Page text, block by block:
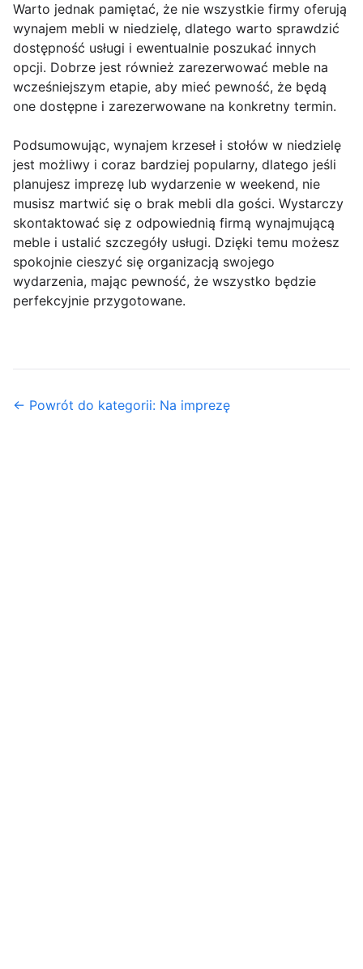
Warto jednak pamiętać, że nie wszystkie firmy oferują
wynajem mebli w niedzielę, dlatego warto sprawdzić
dostępność usługi i ewentualnie poszukać innych
opcji. Dobrze jest również zarezerwować meble na
wcześniejszym etapie, aby mieć pewność, że będą
one dostępne i zarezerwowane na konkretny termin.
Podsumowując, wynajem krzeseł i stołów w niedzielę
jest możliwy i coraz bardziej popularny, dlatego jeśli
planujesz imprezę lub wydarzenie w weekend, nie
musisz martwić się o brak mebli dla gości. Wystarczy
skontaktować się z odpowiednią firmą wynajmującą
meble i ustalić szczegóły usługi. Dzięki temu możesz
spokojnie cieszyć się organizacją swojego
wydarzenia, mając pewność, że wszystko będzie
perfekcyjnie przygotowane.
← Powrót do kategorii: Na imprezę